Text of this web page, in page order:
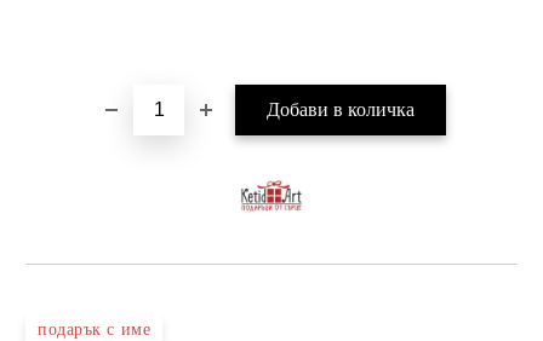
подарък с име